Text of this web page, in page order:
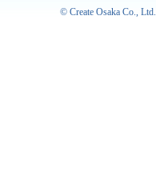
© Create Osaka Co., Ltd.